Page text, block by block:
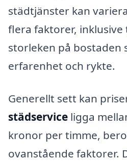
städtjänster kan
flera faktorer, inklusive
storleken på bostaden
erfarenhet och rykte.
Generellt sett kan
städservice ligga
kronor per timme,
ovanstående faktorer.